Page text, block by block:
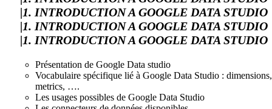
|1. INTRODUCTION A GOOGLE DATA STUDIO
|1. INTRODUCTION A GOOGLE DATA STUDIO
|1. INTRODUCTION A GOOGLE DATA STUDIO
Présentation de Google Data studio
Vocabulaire spécifique lié à Google Data Studio : dimensions,
metrics, ….
Les usages possibles de Google Data Studio